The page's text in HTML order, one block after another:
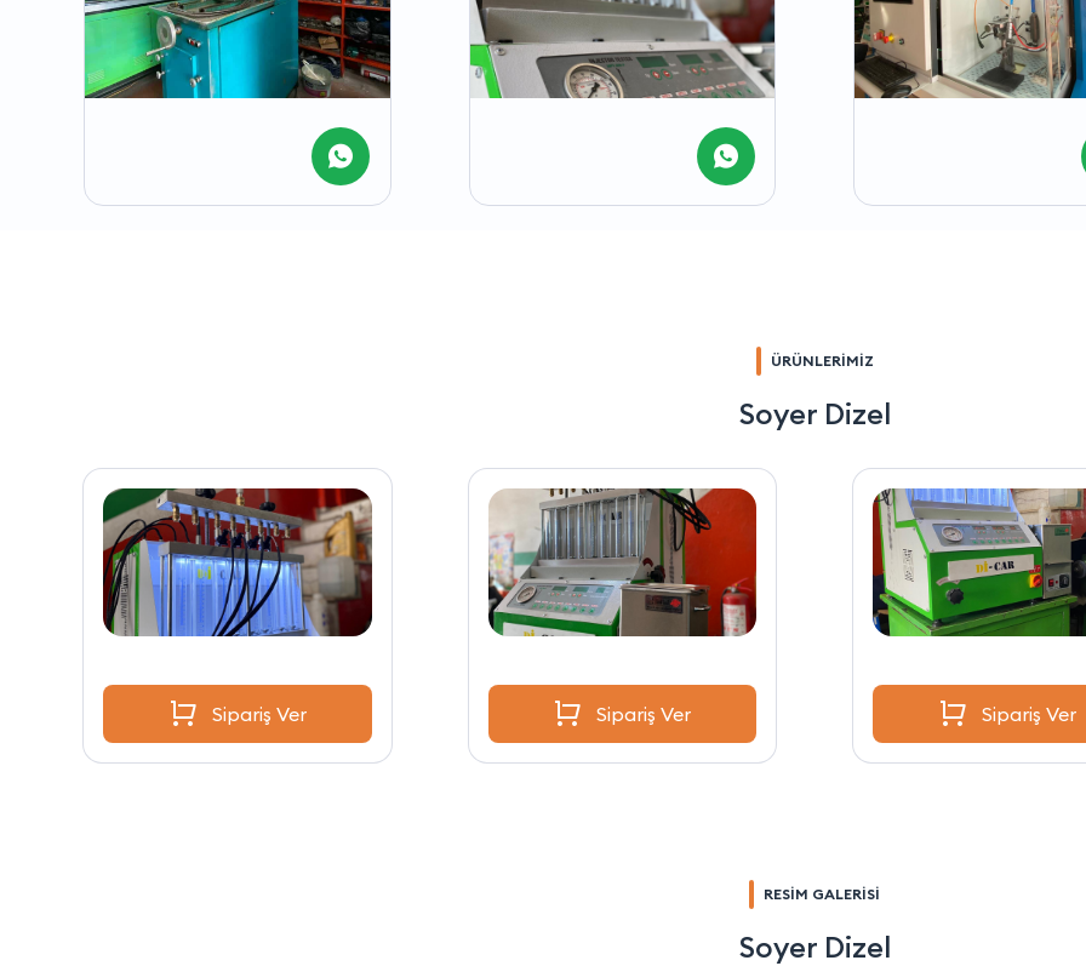
ÜRÜNLERİMİZ
Soyer Dizel
Sipariş Ver Sipariş Ver Sipariş Ver
RESİM GALERİSİ
Soyer Dizel